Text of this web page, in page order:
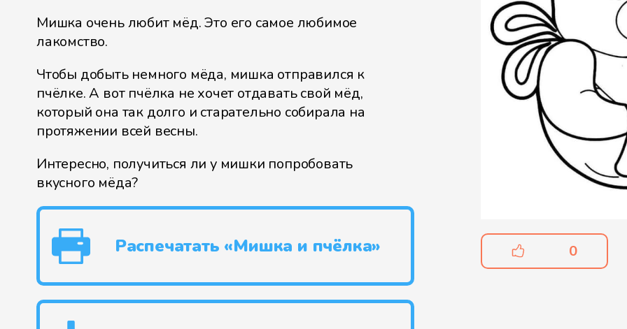
0
Мишка очень любит мёд. Это его самое любимое
лакомство.
Чтобы добыть немного мёда, мишка отправился к
пчёлке. А вот пчёлка не хочет отдавать свой мёд,
который она так долго и старательно собирала на
протяжении всей весны.
Интересно, получиться ли у мишки попробовать
вкусного мёда?
Распечатать «Мишка и пчёлка»